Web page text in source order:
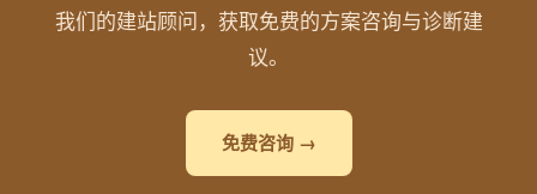
我们的建站顾问，获取免费的方案咨询与诊断建
议。
免费咨询 →